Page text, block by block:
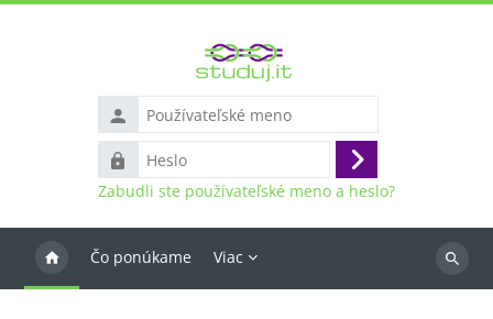
Používateľské
meno
Heslo
Prihlásiť
sa
Zabudli ste používateľské meno a heslo?
Čo ponúkame Viac